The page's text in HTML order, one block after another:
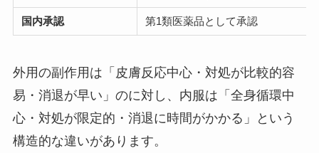
国内承認 第1類医薬品として承認
外用の副作用は「皮膚反応中心・対処が比較的容
易・消退が早い」のに対し、内服は「全身循環中
心・対処が限定的・消退に時間がかかる」という
構造的な違いがあります。